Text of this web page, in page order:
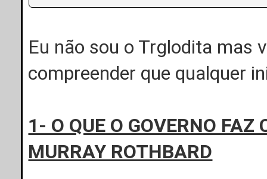
Eu não sou o Trglodita mas
compreender que qualquer
1- O QUE O GOVERNO
MURRAY ROTHBARD